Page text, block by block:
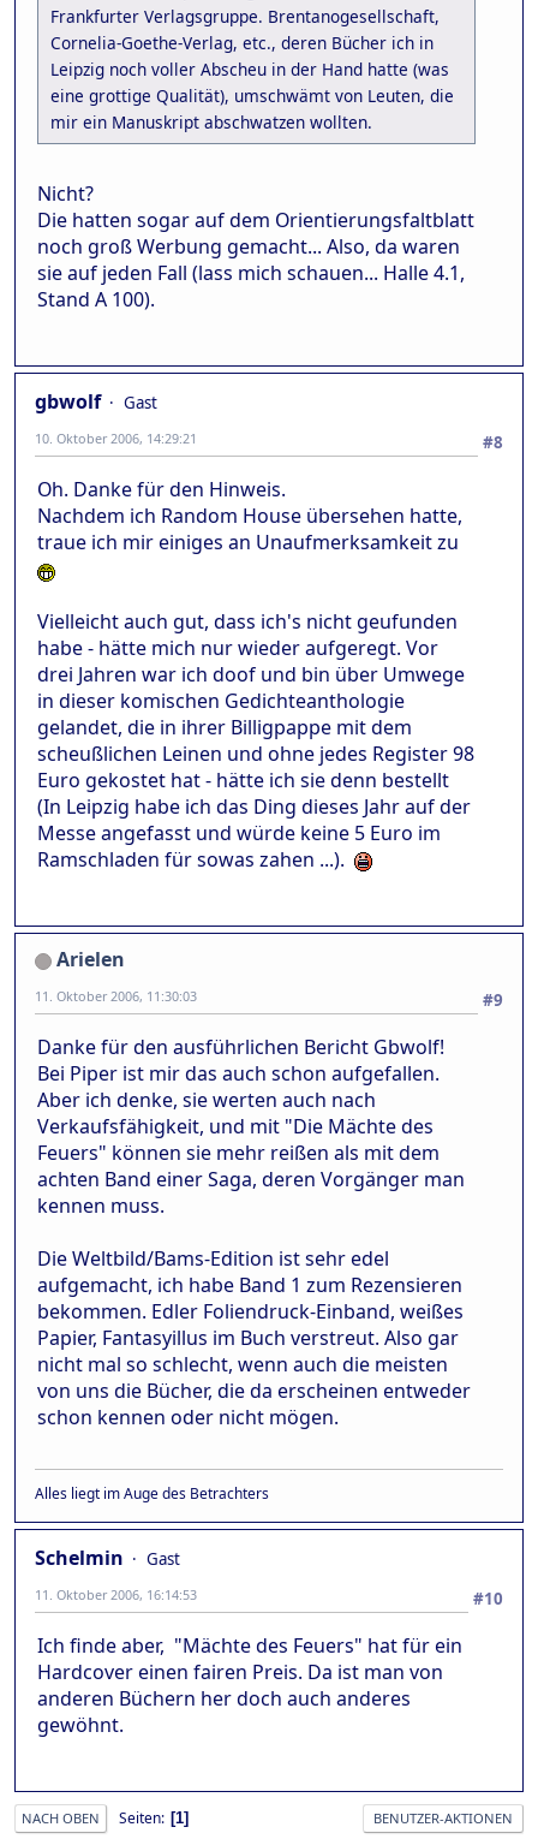
Frankfurter Verlagsgruppe. Brentanogesellschaft,
Cornelia-Goethe-Verlag, etc., deren Bücher ich in
Leipzig noch voller Abscheu in der Hand hatte (was
eine grottige Qualität), umschwämt von Leuten, die
mir ein Manuskript abschwatzen wollten.
Nicht?
Die hatten sogar auf dem Orientierungsfaltblatt
noch groß Werbung gemacht... Also, da waren
sie auf jeden Fall (lass mich schauen... Halle 4.1,
Stand A 100).
gbwolf
Gast
#8
10. Oktober 2006, 14:29:21
Oh. Danke für den Hinweis.
Nachdem ich Random House übersehen hatte,
traue ich mir einiges an Unaufmerksamkeit zu
Vielleicht auch gut, dass ich's nicht geufunden
habe - hätte mich nur wieder aufgeregt. Vor
drei Jahren war ich doof und bin über Umwege
in dieser komischen Gedichteanthologie
gelandet, die in ihrer Billigpappe mit dem
scheußlichen Leinen und ohne jedes Register 98
Euro gekostet hat - hätte ich sie denn bestellt
(In Leipzig habe ich das Ding dieses Jahr auf der
Messe angefasst und würde keine 5 Euro im
Ramschladen für sowas zahen ...).
Arielen
#9
11. Oktober 2006, 11:30:03
Danke für den ausführlichen Bericht Gbwolf!
Bei Piper ist mir das auch schon aufgefallen.
Aber ich denke, sie werten auch nach
Verkaufsfähigkeit, und mit "Die Mächte des
Feuers" können sie mehr reißen als mit dem
achten Band einer Saga, deren Vorgänger man
kennen muss.
Die Weltbild/Bams-Edition ist sehr edel
aufgemacht, ich habe Band 1 zum Rezensieren
bekommen. Edler Foliendruck-Einband, weißes
Papier, Fantasyillus im Buch verstreut. Also gar
nicht mal so schlecht, wenn auch die meisten
von uns die Bücher, die da erscheinen entweder
schon kennen oder nicht mögen.
Alles liegt im Auge des Betrachters
Schelmin
Gast
#10
11. Oktober 2006, 16:14:53
Ich finde aber, "Mächte des Feuers" hat für ein
Hardcover einen fairen Preis. Da ist man von
anderen Büchern her doch auch anderes
gewöhnt.
NACH OBEN Seiten 1 BENUTZER-AKTIONEN